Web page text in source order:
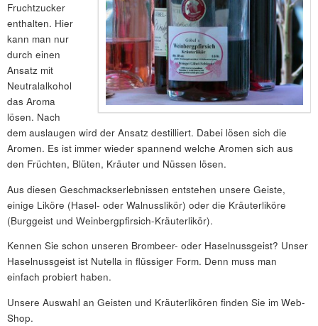
Fruchtzucker
enthalten. Hier
kann man nur
durch einen
Ansatz mit
Neutralalkohol
das Aroma
lösen. Nach
dem auslaugen wird der Ansatz destilliert. Dabei lösen sich die
Aromen. Es ist immer wieder spannend welche Aromen sich aus
den Früchten, Blüten, Kräuter und Nüssen lösen.
Aus diesen Geschmackserlebnissen entstehen unsere Geiste,
einige Liköre (Hasel- oder Walnusslikör) oder die Kräuterliköre
(Burggeist und Weinbergpfirsich-Kräuterlikör).
Kennen Sie schon unseren Brombeer- oder Haselnussgeist? Unser
Haselnussgeist ist Nutella in flüssiger Form. Denn muss man
einfach probiert haben.
Unsere Auswahl an Geisten und Kräuterlikören finden Sie im Web-
Shop.